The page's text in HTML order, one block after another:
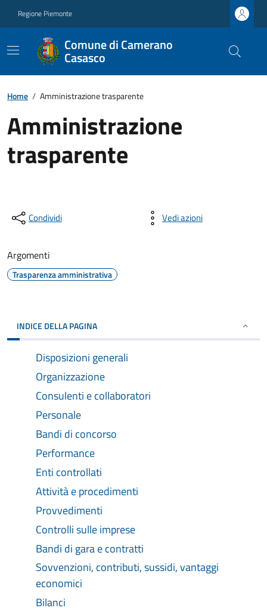
Regione Piemonte
Comune di Camerano
Casasco
Home / Amministrazione trasparente
Amministrazione
trasparente
Condividi Vedi azioni
Argomenti
Trasparenza amministrativa
INDICE DELLA PAGINA
Disposizioni generali
Organizzazione
Consulenti e collaboratori
Personale
Bandi di concorso
Performance
Enti controllati
Attività e procedimenti
Provvedimenti
Controlli sulle imprese
Bandi di gara e contratti
Sovvenzioni, contributi, sussidi, vantaggi
economici
Bilanci